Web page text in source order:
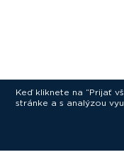
Keď kliknete na “Prijať
stránke a s analýzou